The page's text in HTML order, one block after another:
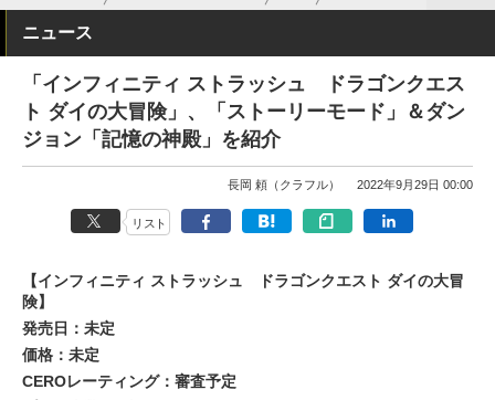
ニュース
「インフィニティ ストラッシュ ドラゴンクエス
ト ダイの大冒険」、「ストーリーモード」＆ダン
ジョン「記憶の神殿」を紹介
長岡 頼（クラフル） 2022年9月29日 00:00
リスト
【インフィニティ ストラッシュ ドラゴンクエスト ダイの大冒
険】
発売日：未定
価格：未定
CEROレーティング：審査予定